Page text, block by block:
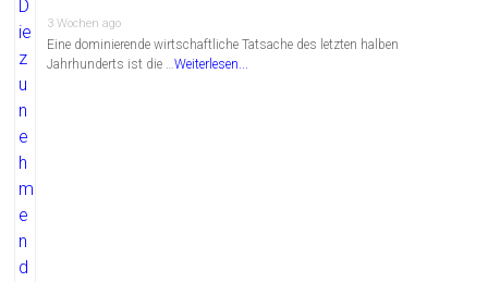
3 Wochen ago
Eine dominierende wirtschaftliche Tatsache des letzten halben
Jahrhunderts ist die …Weiterlesen...